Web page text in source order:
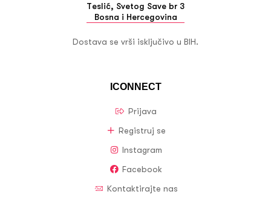
ICONNECT
Prijava
Registruj se
Instagram
Facebook
Kontaktirajte nas
Teslić, Svetog Save br 3
Bosna i Hercegovina
Dostava se vrši isključivo u BIH.